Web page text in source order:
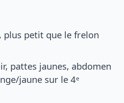
plus petit que le frelon
pattes jaunes, abdomen
jaune sur le 4ᵉ